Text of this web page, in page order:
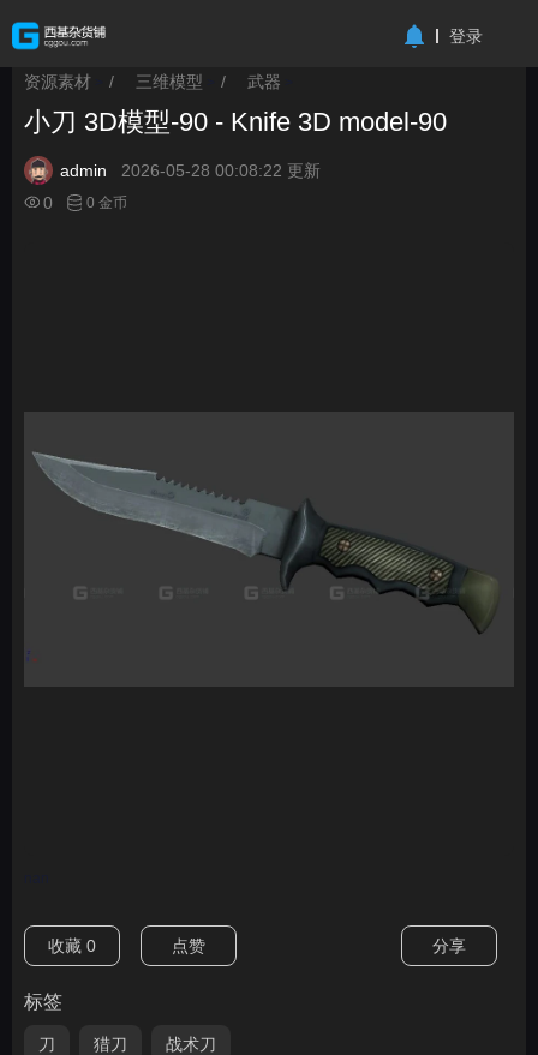
登录
资源素材 / 三维模型 / 武器
小刀 3D模型-90 - Knife 3D model-90
admin
2026-05-28 00:08:22 更新
0
0 金币
收藏 0 点赞 分享
标签
刀 猎刀 战术刀